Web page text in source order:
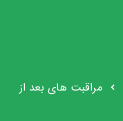
مراقبت‌ های بعد از